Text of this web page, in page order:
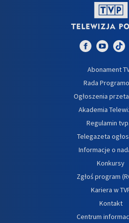
Abonament
Rada
Ogłoszenia
Akademia
Regulamin
Telegazeta
Informacje o
Konkursy
Zgłoś program
Kariera w
Kontakt
Centrum